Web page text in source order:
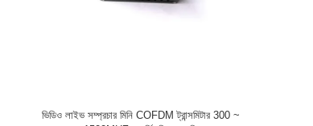
লং রেঞ্জ ইউএভি ইউজিভি সিস্টেমের জন্য শিল্পকৌশল সিভিবিএস /